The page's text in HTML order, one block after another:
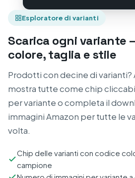
Esploratore di varianti
Scarica ogni variante
colore, taglia e stile
Prodotti con decine di varianti?
mostra tutte come chip
per variante o completa il
immagini Amazon per tutte le
volta.
Chip delle varianti con codice
campione